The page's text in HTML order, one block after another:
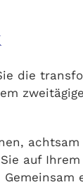
die
achtsam
auf Ihrem
Gemeinsam